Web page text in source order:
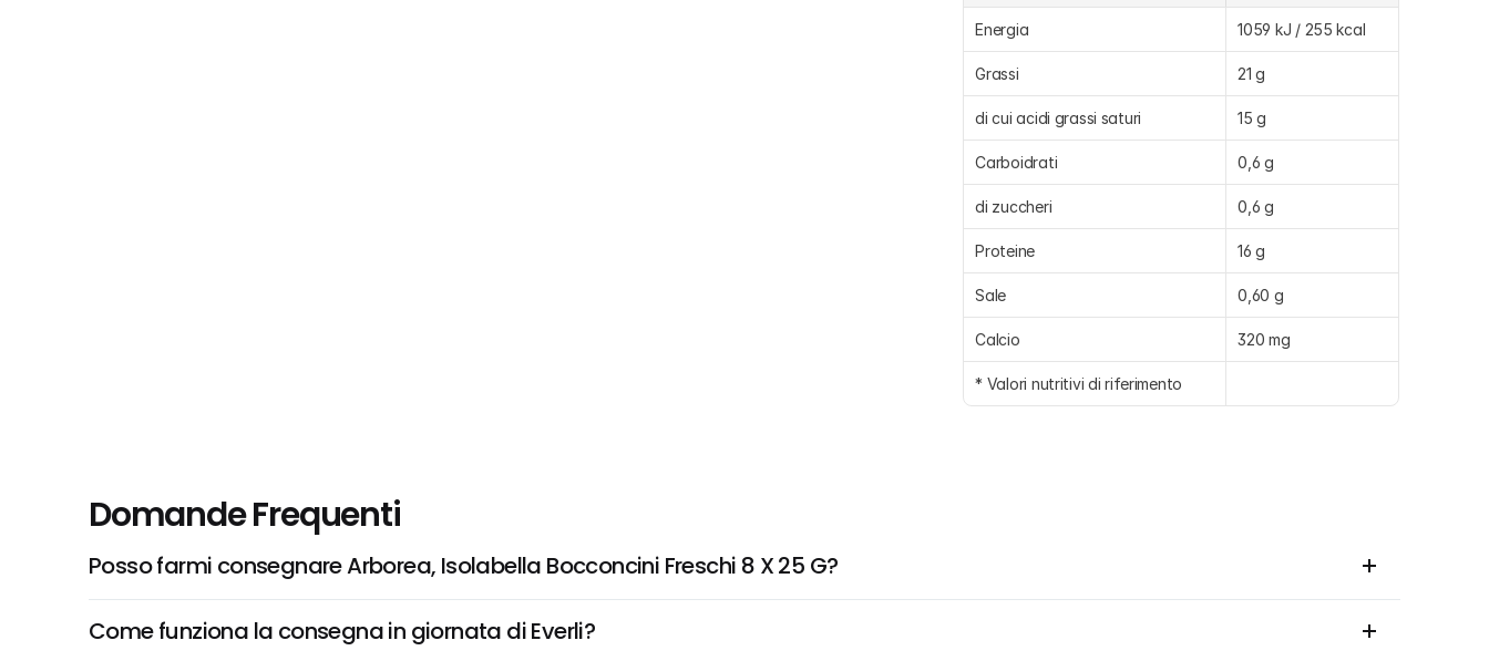
Energia 1059 kJ / 255 kcal
Grassi 21 g
di cui acidi grassi saturi 15 g
Carboidrati 0,6 g
di zuccheri 0,6 g
Proteine 16 g
Sale 0,60 g
Calcio 320 mg
* Valori nutritivi di riferimento
Domande Frequenti
Posso farmi consegnare Arborea, Isolabella Bocconcini Freschi 8 X 25 G?
Come funziona la consegna in giornata di Everli?